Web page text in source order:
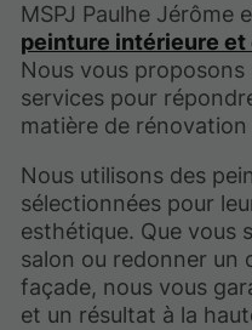
MSPJ Paulhe Jérôme
peinture intérieure et
Nous vous
services pour
matière de
Nous utilisons des
sélectionnées pour
esthétique. Que vous
salon ou redonner un
façade, nous vous
et un résultat à la